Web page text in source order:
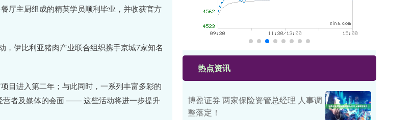
厅主厨组成的精英学员顺利毕业，并收获官方
，伊比利亚猪肉产业联合组织携手京城7家知名
目进入第二年；与此同时，一系列丰富多彩的
者及媒体的会面 —— 这些活动将进一步提升
热点资讯
博盈证券 两家保险资管总经理 人事调
整落定！